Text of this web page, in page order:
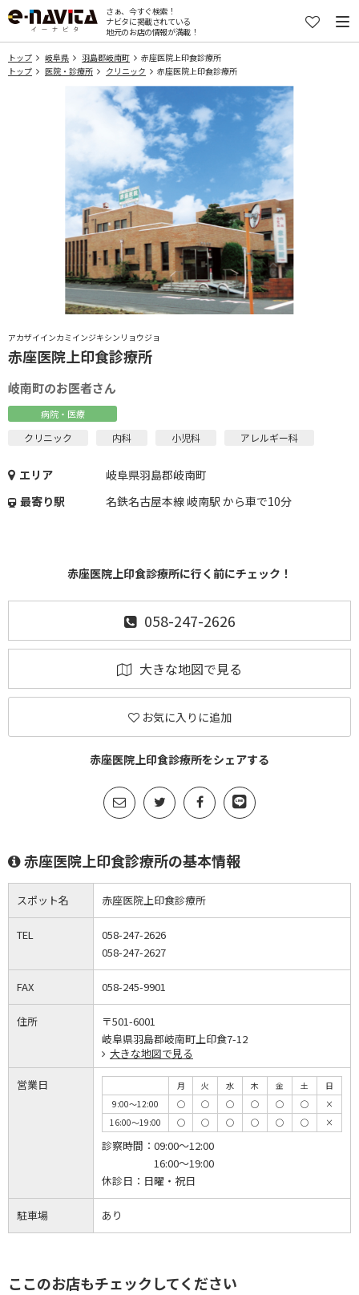
さぁ、今すぐ検索！
ナビタに掲載されている
地元のお店の情報が満載！
トップ 岐阜県 羽島郡岐南町
赤座医院上印食診療所
トップ
医院・診療所 クリニック 赤座医院上印食診療所
アカザイインカミインジキシンリョウジョ
赤座医院上印食診療所
岐南町のお医者さん
病院・医療
クリニック 内科 小児科 アレルギー科
エリア
岐阜県羽島郡岐南町
最寄り駅
名鉄名古屋本線 岐南駅 から車で10分
赤座医院上印食診療所に行く前にチェック！
058-247-2626
大きな地図で見る
お気に入りに追加
赤座医院上印食診療所をシェアする
赤座医院上印食診療所の基本情報
スポット名 赤座医院上印食診療所
TEL
058-247-2626
058-247-2627
FAX 058-245-9901
住所
〒501-6001
岐阜県羽島郡岐南町上印食7-12
大きな地図で見る
営業日 月 火 水 木 金 土
日
9:00～12:00
◯ ◯ ◯ ◯ ◯ ◯
×
16:00～19:00
◯ ◯ ◯ ◯ ◯ ◯ ×
診察時間： 09:00～12:00
16:00～19:00
休診日： 日曜・祝日
駐車場 あり
ここのお店もチェックしてください